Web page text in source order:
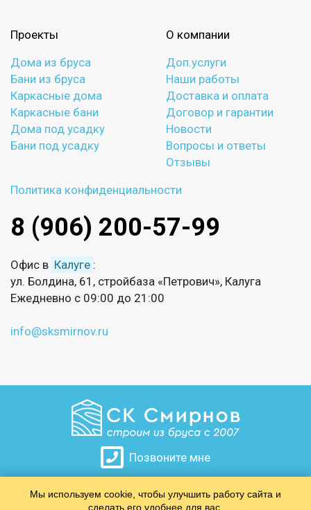
Проекты
Дома из бруса
Бани из бруса
Каркасные дома
Каркасные бани
Дома под усадку
Бани под усадку
О компании
Доп.услуги
Наши работы
Доставка и оплата
Договор и гарантии
Новости
Вопросы и ответы
Отзывы
Политика конфиденциальности
8 (906) 200-57-99
Офис в Калуге :
ул. Болдина, 61, стройбаза «Петрович», Калуга
Ежедневно с 09:00 до 21:00
info@sksmirnov.ru
Позвоните мне
​​​​​​​
Мы используем cookie, чтобы улучшить работу сайта и
сделать его удобнее для вас.